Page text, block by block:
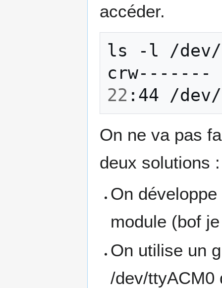
accéder.
ls -l
/dev/
crw-------
22 :44
On ne va pas
deux solutions :
On
module (bof
On utilise un
/dev/ttyACM0